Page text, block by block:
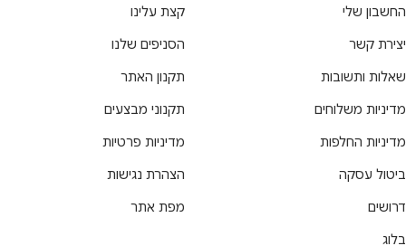
החשבון שלי
יצירת קשר
שאלות ותשובות
מדיניות משלוחים
מדיניות החלפות
ביטול עסקה
דרושים
בלוג
קצת עלינו
הסניפים שלנו
תקנון האתר
תקנוני מבצעים
מדיניות פרטיות
הצהרת נגישות
מפת אתר